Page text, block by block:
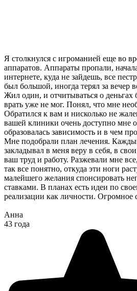
Я столкнулся с игроманией еще во
аппаратов. Аппараты пропали,
интернете, куда не зайдешь, все
был большой, иногда терял за вечер
Жил один, и отчитываться о деньгах
врать уже не мог. Понял, что мне
Обратился к вам и нисколько не
вашей клиники очень доступно мне
образовалась зависимость и в чем
Мне подобрали план лечения.
закладывал в меня веру в себя, в
ваш труд и работу. Разжевали мне
так все понятно, откуда эти ноги
малейшего желания спонсировать
ставками. В планах есть идеи по
реализации как личности. Огромное
Анна
43 года